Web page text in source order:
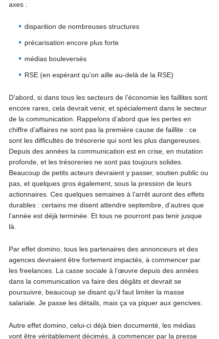
axes :
disparition de nombreuses structures
précarisation encore plus forte
médias bouleversés
RSE (en espérant qu’on aille au-delà de la RSE)
D’abord, si dans tous les secteurs de l’économie les faillites sont
encore rares, cela devrait venir, et spécialement dans le secteur
de la communication. Rappelons d’abord que les pertes en
chiffre d’affaires ne sont pas la première cause de faillite : ce
sont les difficultés de trésorerie qui sont les plus dangereuses.
Depuis des années la communication est en crise, en mutation
profonde, et les trésoreries ne sont pas toujours solides.
Beaucoup de petits acteurs devraient y passer, soutien public ou
pas, et quelques gros également, sous la pression de leurs
actionnaires. Ces quelques semaines à l’arrêt auront des effets
durables : certains me disent attendre septembre, d’autres que
l’année est déjà terminée. Et tous ne pourront pas tenir jusque
là.
Par effet domino, tous les partenaires des annonceurs et des
agences devraient être fortement impactés, à commencer par
les freelances. La casse sociale à l’œuvre depuis des années
dans la communication va faire des dégâts et devrait se
poursuivre, beaucoup se disant qu’il faut limiter la masse
salariale. Je passe les détails, mais ça va piquer aux gencives.
Autre effet domino, celui-ci déjà bien documenté, les médias
vont être véritablement décimés, à commencer par la presse